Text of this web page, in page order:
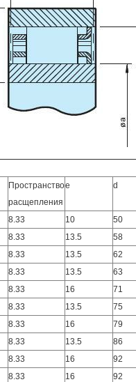
Пространство
расщепления
e d
8.33 10 50
8.33 13.5 58
8.33 13.5 62
8.33 13.5 63
8.33 16 71
8.33 13.5 75
8.33 16 79
8.33 13.5 86
8.33 16 92
8.33 16 92